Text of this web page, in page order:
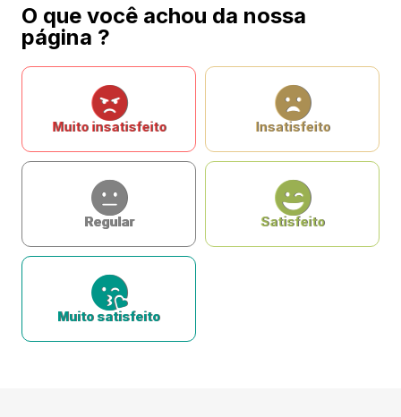
O que você achou da nossa
página ?
Muito insatisfeito Insatisfeito
Regular Satisfeito
Muito satisfeito